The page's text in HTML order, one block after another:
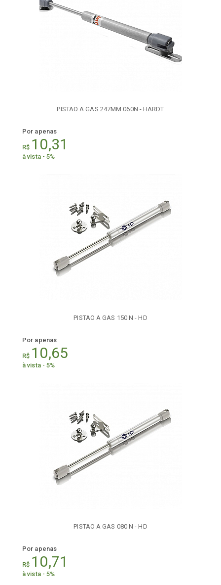
PISTAO A GAS 247MM 060N - HARDT
Por apenas
R$ 10,31
à vista - 5%
PISTAO A GAS 150 N - HD
Por apenas
R$ 10,65
à vista - 5%
PISTAO A GAS 080 N - HD
Por apenas
R$ 10,71
à vista - 5%